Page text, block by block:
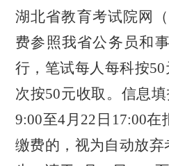
湖北省教育考试院网（
费参照我省公务员和
行，笔试每人每科按
次按50元收取。信息
9:00至4月22日17:00在
缴费的，视为自动放